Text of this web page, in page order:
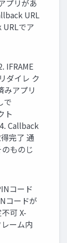
プリがあ
URL
URLでア
IFRAME
ダイレ ク
みアプリ
で
ト
Callback
完了 通
ものじ
コード
コードが
可 X-
ーム内